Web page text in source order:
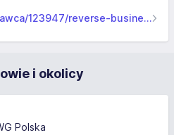
aplikuj.pl/pracodawca/123947/reverse-business-support
i okolicy